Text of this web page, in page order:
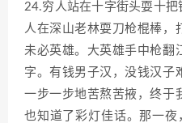
24.穷人站在十字街头耍十
人在深山老林耍刀枪棍棒，
未必英雄。大英雄手中枪翻
字。有钱男子汉，没钱汉子
一步一步地苦熬苦掖，终于
也知道了彩灯佳话。那一